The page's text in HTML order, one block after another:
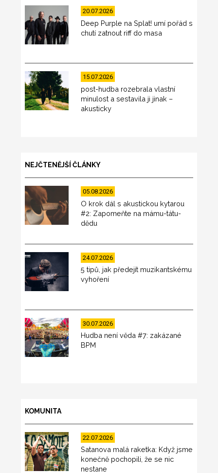
20.07.2026
Deep Purple na Splat! umí pořád s
chutí zatnout riff do masa
15.07.2026
post-hudba rozebrala vlastní
minulost a sestavila ji jinak –
akusticky
NEJČTENĚJŠÍ ČLÁNKY
05.08.2026
O krok dál s akustickou kytarou
#2: Zapomeňte na mámu-tátu-
dědu
24.07.2026
5 tipů, jak předejít muzikantskému
vyhoření
30.07.2026
Hudba není věda #7: zakázané
BPM
KOMUNITA
22.07.2026
Satanova malá raketka: Když jsme
konečně pochopili, že se nic
nestane